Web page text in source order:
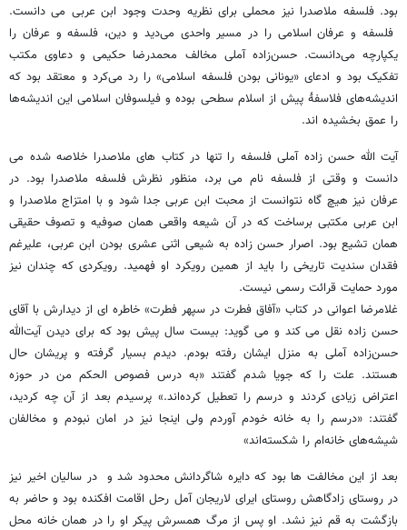
بود. فلسفه ملاصدرا نیز محملی برای نظریه وحدت وجود ابن عربی می دانست.
فلسفه و عرفان اسلامی را در مسیر واحدی می‌دید و دین، فلسفه و عرفان را
یکپارچه می‌دانست. حسن‌زاده آملی مخالف محمدرضا حکیمی و دعاوی مکتب
تفکیک بود و ادعای «یونانی بودن فلسفه اسلامی» را رد می‌کرد و معتقد بود که‌
اندیشه‌های فلاسفهٔ پیش از اسلام سطحی بوده و فیلسوفان اسلامی این اندیشه‌ها
را عمق بخشیده اند.
آیت الله حسن زاده آملی فلسفه را تنها در کتاب های ملاصدرا خلاصه شده می
دانست و وقتی از فلسفه نام می برد، منظور نظرش فلسفه ملاصدرا بود. در
عرفان نیز هیچ گاه نتوانست از محبت ابن عربی جدا شود و با امتزاج ملاصدرا و
ابن عربی مکتبی برساخت که در آن شیعه واقعی همان صوفیه و تصوف حقیقی
همان تشیع بود. اصرار حسن زاده به شیعی اثنی عشری بودن ابن عربی، علیرغم
فقدان سندیت تاریخی را باید از همین رویکرد او فهمید. رویکردی که چندان نیز
مورد حمایت قرائت رسمی نیست.
غلامرضا اعوانی در کتاب «آفاق فطرت در سپهر فطرت» خاطره ای از دیدارش با آقای
حسن زاده نقل می کند و می گوید: بیست سال پیش بود که برای دیدن آیت‌الله
حسن‌زاده آملی به منزل ایشان رفته بودم. دیدم بسیار گرفته و پریشان حال
هستند. علت را که جویا شدم گفتند «به درس فصوص الحکم من در حوزه
اعتراض زیادی کردند و درسم را تعطیل کرده‌اند.» پرسیدم بعد از آن چه کردید،
گفتند: «درسم را به خانه خودم آوردم ولی اینجا نیز در امان نبودم و مخالفان
شیشه‌های خانه‌ام را شکسته‌اند»
بعد از این مخالفت ها بود که دایره شاگردانش محدود شد و در سالیان اخیر نیز
در روستای زادگاهش روستای ایرای لاریجان آمل رحل اقامت افکنده بود و حاضر به
بازگشت به قم نیز نشد. او پس از مرگ همسرش پیکر او را در همان خانه محل